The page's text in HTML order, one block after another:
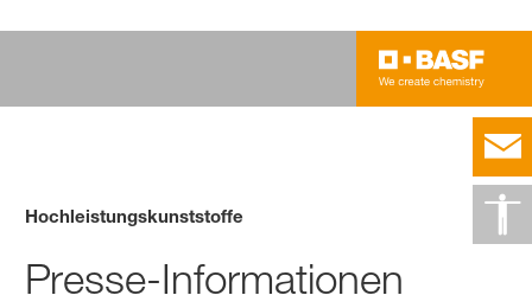
Hochleistungskunststoffe
Presse-Informationen